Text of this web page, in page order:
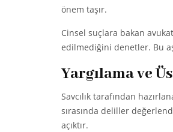
önem taşır.
Cinsel suçlara bakan
edilmediğini denetler. Bu
Yargılama ve
Savcılık tarafından
sırasında deliller
açıktır.